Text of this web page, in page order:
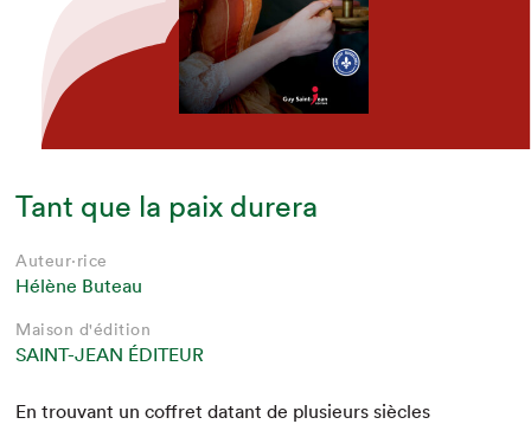
Tant que la paix durera
Auteur·rice
Hélène Buteau
Maison d'édition
SAINT-JEAN ÉDITEUR
En trou­vant un cof­fret datant de plusieurs siè­cles